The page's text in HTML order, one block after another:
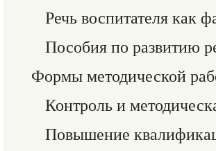
Речь воспитателя как
Пособия по развитию
Формы методической
Контроль и
Повышение